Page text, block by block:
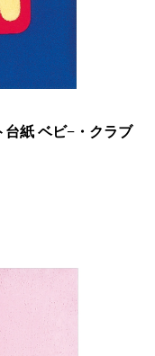
台紙 ベビ−・クラブ